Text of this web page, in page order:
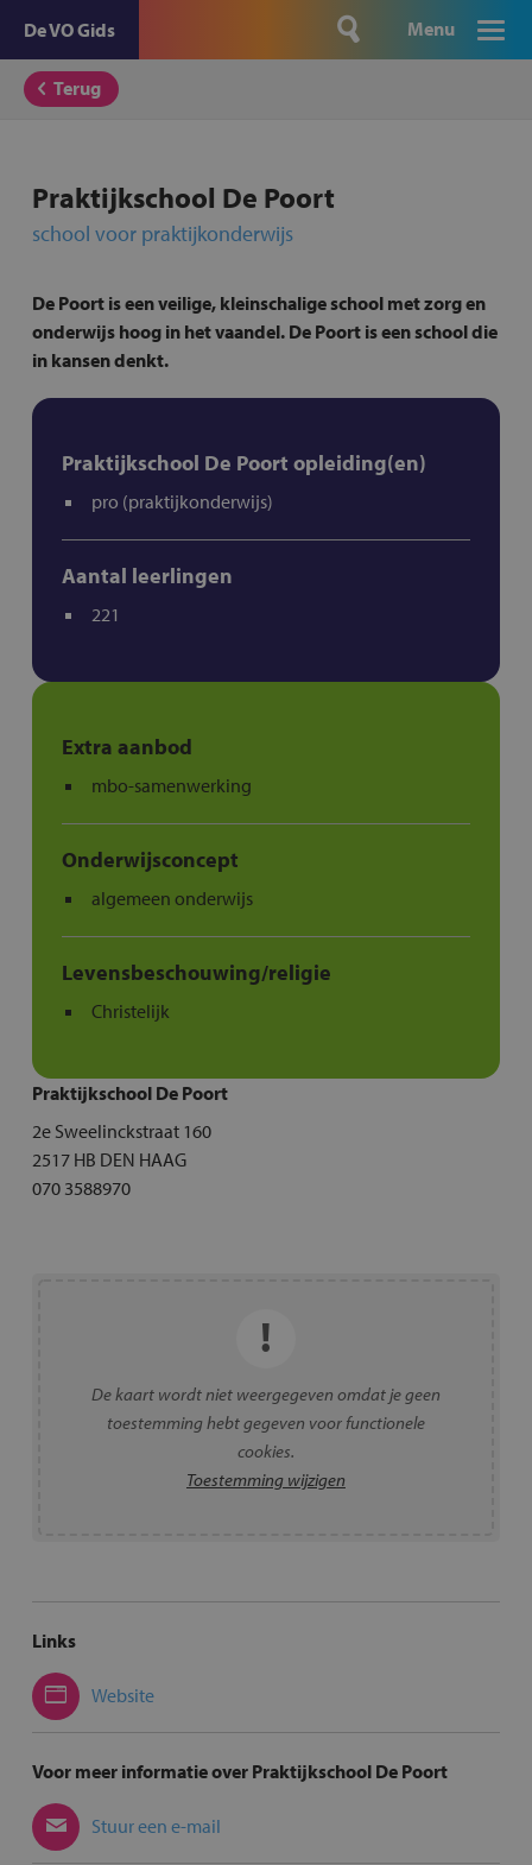
De VO Gids Menu
Terug
Praktijkschool De Poort
school voor praktijkonderwijs
De Poort is een veilige, kleinschalige school met zorg en
onderwijs hoog in het vaandel. De Poort is een school die
in kansen denkt.
Praktijkschool De Poort
2e Sweelinckstraat 160
2517 HB DEN HAAG
070 3588970
De kaart wordt niet weergegeven omdat je geen
toestemming hebt gegeven voor functionele
cookies.
Toestemming wijzigen
Praktijkschool De Poort opleiding(en)
pro (praktijkonderwijs)
Aantal leerlingen
221
Extra aanbod
mbo-samenwerking
Onderwijsconcept
algemeen onderwijs
Levensbeschouwing/religie
Christelijk
Links
Website
Voor meer informatie over Praktijkschool De Poort
Stuur een e-mail